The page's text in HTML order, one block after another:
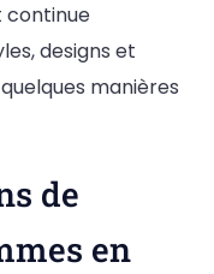
continue
designs et
manières
de
en